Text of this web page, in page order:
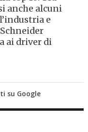
anche alcuni
e
ai driver di
su Google